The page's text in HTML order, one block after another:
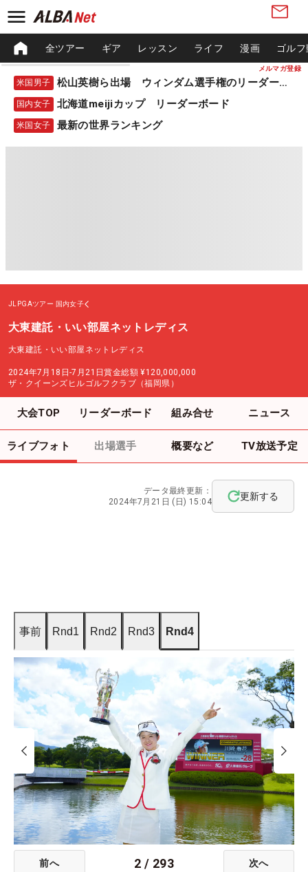
メルマガ登録
全ツアー ギア レッスン ライフ 漫画 ゴル
米国男子 松山英樹ら出場 ウィンダム選手権のリーダーボード
国内女子 北海道meijiカップ リーダーボード
米国女子 最新の世界ランキング
JLPGAツアー 国内女子
大東建託・いい部屋ネットレディス
大東建託・いい部屋ネットレディス
2024年7月18日-7月21日賞金総額 ¥120,000,000
ザ・クイーンズヒルゴルフクラブ（福岡県）
大会TOP リーダーボード 組み合せ ニュース
ライブフォト 出場選手 概要など TV放送予定
データ最終更新：
2024年7月21日 (日) 15:04
更新する
事前 Rnd1 Rnd2 Rnd3 Rnd4
前へ 2 / 293 次へ